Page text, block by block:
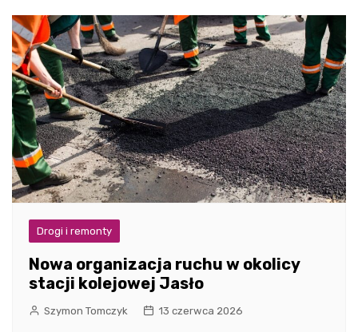
Drogi i remonty
Nowa organizacja ruchu w okolicy
stacji kolejowej Jasło
Szymon Tomczyk 13 czerwca 2026